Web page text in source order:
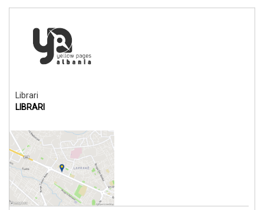
Librari
LIBRARI